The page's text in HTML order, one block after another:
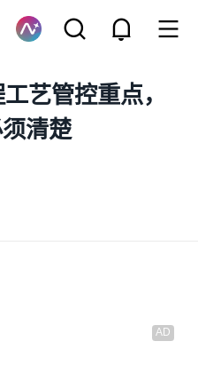
艺管控重点，
清楚